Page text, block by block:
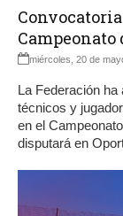
Campeonato
miércoles, 20 de
La Federación
técnicos y
en el
disputará en